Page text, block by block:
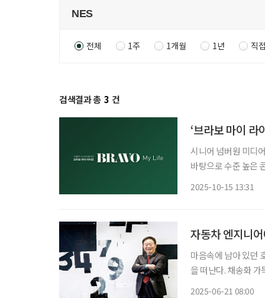
전체 1주 1개월 1년 직
검색결과 총 3 건
‘브라보 마이 라
시니어 넘버원 미디
바탕으로 수준 높은
2025-10-15 13:31
자동차 엔지니
마음속에 남아 있던
을 떠난다. 채송화
2025-06-21 08:00